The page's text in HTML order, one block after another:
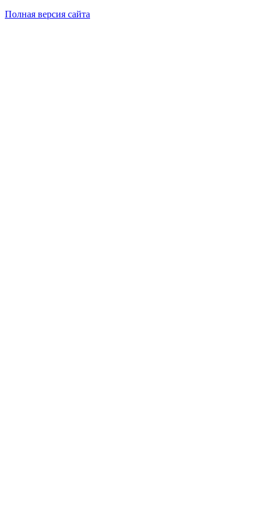
Полная версия сайта